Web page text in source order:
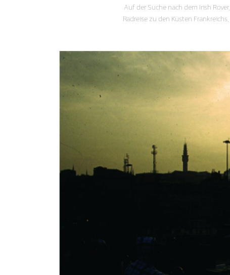
Auf der Suche nach dem Irish Rover,
Radreise zu den Küsten Frankreichs,